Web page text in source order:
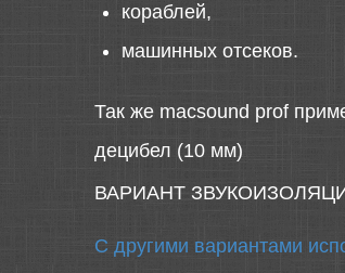
кораблей,
машинных отсеков.
Так же macsound prof
децибел (10 мм)
ВАРИАНТ
С другими вариантами